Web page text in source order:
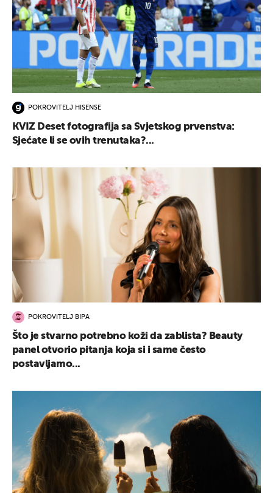
POKROVITELJ HISENSE
KVIZ Deset fotografija sa Svjetskog prvenstva:
Sjećate li se ovih trenutaka?...
POKROVITELJ BIPA
Što je stvarno potrebno koži da zablista? Beauty
panel otvorio pitanja koja si i same često
postavljamo...